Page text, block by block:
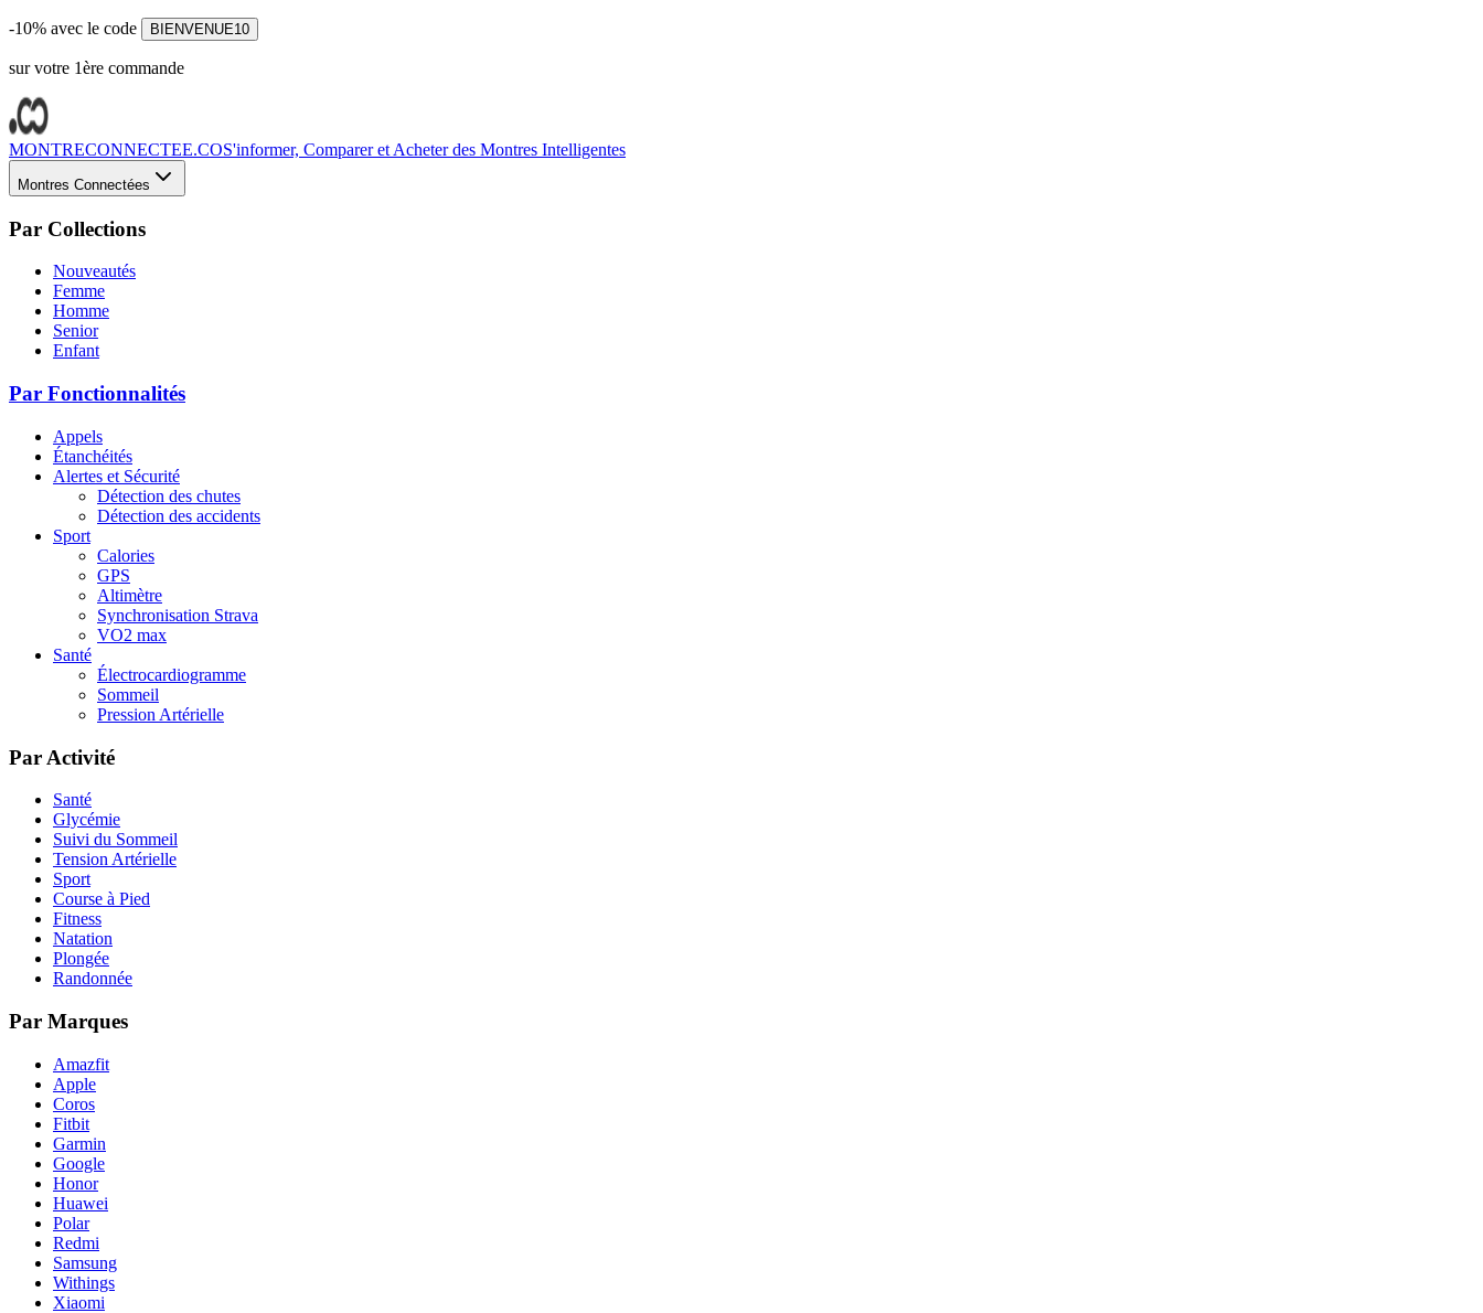
-10% avec le code BIENVENUE10
sur votre 1ère commande
MONTRECONNECTEE.COS'informer, Comparer et Acheter des Montres Intelligentes
Montres Connectées
Par Collections
Nouveautés
Femme
Homme
Senior
Enfant
Par Fonctionnalités
Appels
Étanchéités
Alertes et Sécurité
Détection des chutes
Détection des accidents
Sport
Calories
GPS
Altimètre
Synchronisation Strava
VO2 max
Santé
Électrocardiogramme
Sommeil
Pression Artérielle
Par Activité
Santé
Glycémie
Suivi du Sommeil
Tension Artérielle
Sport
Course à Pied
Fitness
Natation
Plongée
Randonnée
Par Marques
Amazfit
Apple
Coros
Fitbit
Garmin
Google
Honor
Huawei
Polar
Redmi
Samsung
Withings
Xiaomi